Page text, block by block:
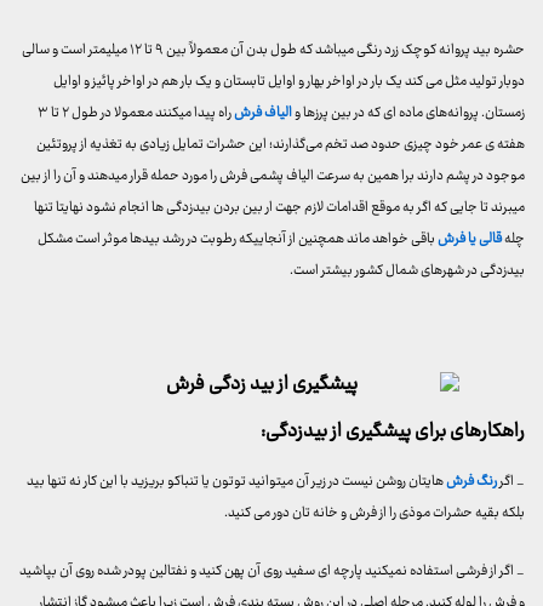
حشره بید پروانه کوچک زرد رنگی میباشد که طول بدن آن معمولاً بین ۹ تا ۱۲ میلیمتر است و سالی
دوبار تولید مثل می کند یک بار در اواخر بهار و اوایل تابستان و یک بار هم در اواخر پائیز و اوایل
زمستان. پروانه‌های ماده ای که در بین پرزها والیاف فرش
راه پیدا میکنند معمولا در طول ۲ تا ۳
هفته ی عمر خود چیزی حدود صد تخم می‌گذارند؛ این حشرات تمایل زیادی به تغذیه از پروتئین
موجود در پشم دارند برا همین به سرعت الیاف پشمی فرش را مورد حمله قرار میدهند و آن را از بین
میبرند تا جایی که اگر به موقع اقدامات لازم جهت ار بین بردن بیدزدگی ها انجام نشود نهایتا تنها
چلهقالی یا فرشباقی خواهد ماند همچنین از آنجاییکه رطوبت در رشد بیدها موثر است مشکل
بیدزدگی در شهرهای شمال کشور بیشتر است.
راهکارهای برای پیشگیری از بیدزدگی:
_ اگررنگ فرشهایتان روشن نیست در زیر آن میتوانید توتون یا تنباکو بریزید با این کار نه تنها بید
بلکه بقیه حشرات موذی را از فرش و خانه تان دور می کنید.
_ اگر از فرشی استفاده نمیکنید پارچه ای سفید روی آن پهن کنید و نفتالین پودر شده روی آن بپاشید